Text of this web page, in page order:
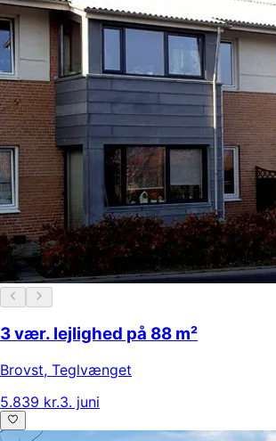
3 vær. lejlighed på 88 m²
Brovst, Teglvænget
5.839 kr.3. juni